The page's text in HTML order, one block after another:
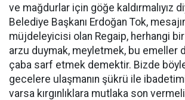
ve mağdurlar için göğe kaldırmalıyız
Belediye Başkanı Erdoğan Tok,
müjdeleyicisi olan Regaip, herhangi
arzu duymak, meyletmek, bu emeller
çaba sarf etmek demektir. Bizde
gecelere ulaşmanın şükrü ile
varsa kırgınlıklara mutlaka son